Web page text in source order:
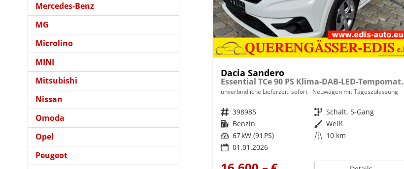
Dacia Sandero
Essential TCe
unverbindliche Lieferzeit: sofort Neuwagen mit Tageszulassung
Fahrzeugnr. 398985 Getriebe Schalt. 5-Gang
Kraftstoff Benzin Außenfarbe Weiß
Leistung 67 kW (91 PS) Kilometerstand 10 km
01.01.2026
Mercedes-Benz
MG
Microlino
MINI
Mitsubishi
Nissan
Omoda
Opel
Peugeot